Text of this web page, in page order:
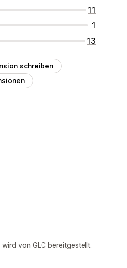
11
1
13
schreiben
von GLC bereitgestellt.